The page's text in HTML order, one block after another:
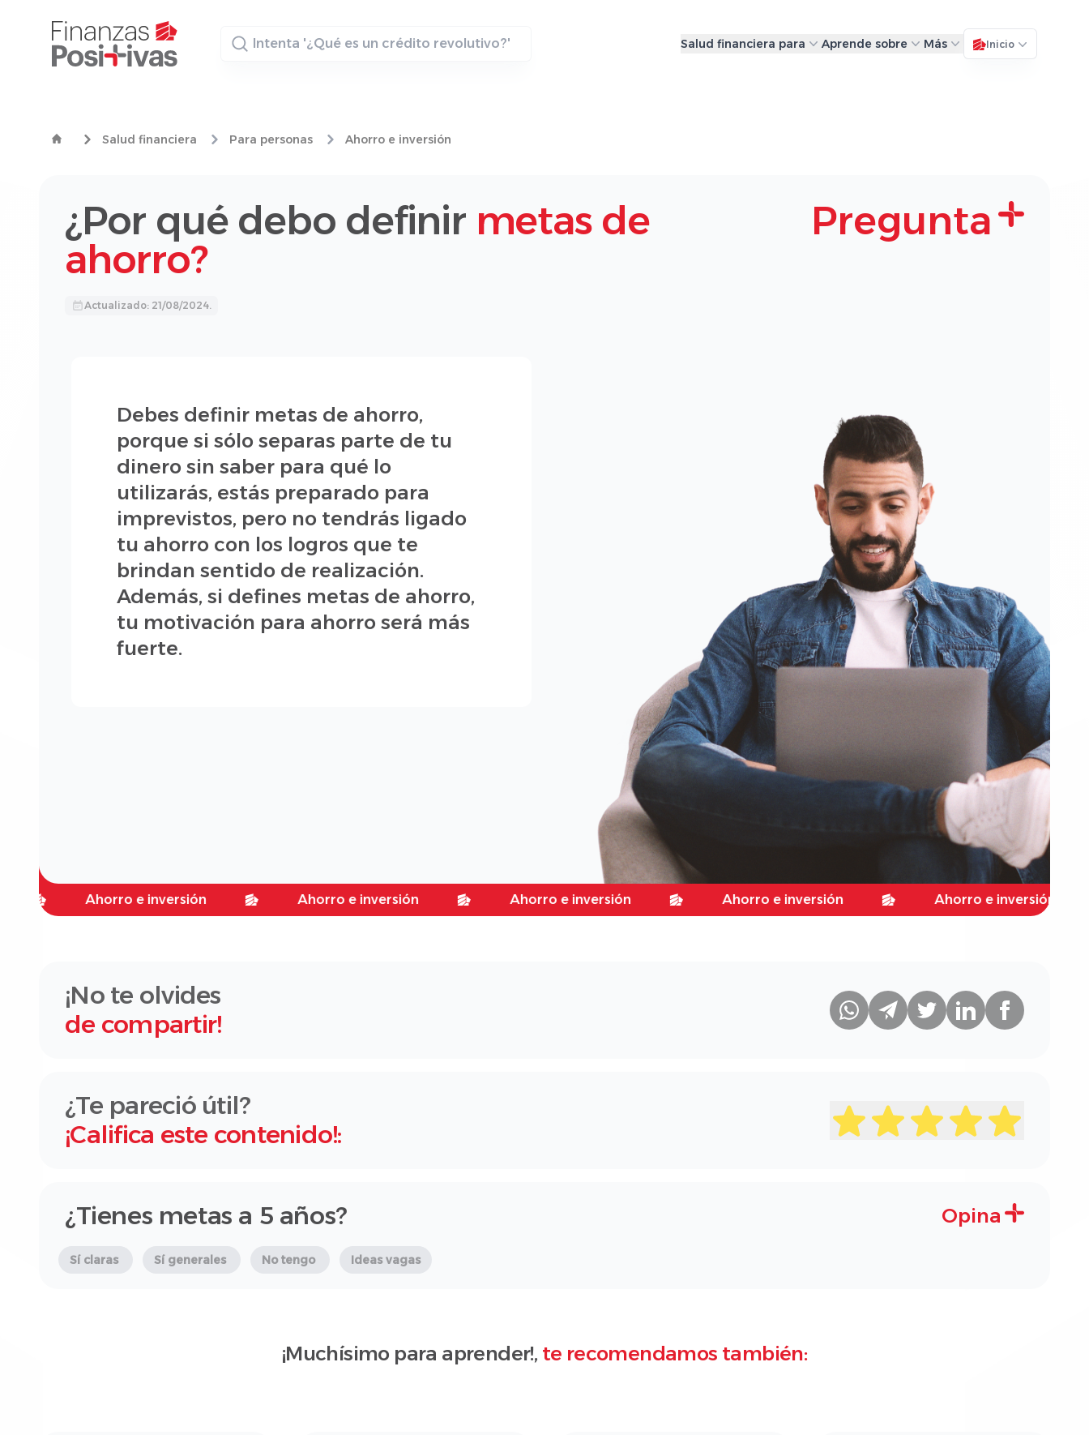
Buscador
Salud financiera para Aprende sobre Más Inicio
Salud financiera Para personas Ahorro e inversión
¿Por qué debo definir metas de
ahorro?
Actualizado: 21/08/2024.
Pregunta
Debes definir metas de ahorro,
porque si sólo separas parte de tu
dinero sin saber para qué lo
utilizarás, estás preparado para
imprevistos, pero no tendrás ligado
tu ahorro con los logros que te
brindan sentido de realización.
Además, si defines metas de ahorro,
tu motivación para ahorro será más
fuerte.
Ahorro e inversión Ahorro e inversión Ahorro e inversión Ahorro e inversión Ahorro e inversión
¡No te olvides
de compartir!
¿Te pareció útil?
¡Califica este contenido!:
¿Tienes metas a 5 años? Opina
Sí claras Sí generales No tengo Ideas vagas
¡Muchísimo para aprender!, te recomendamos también: